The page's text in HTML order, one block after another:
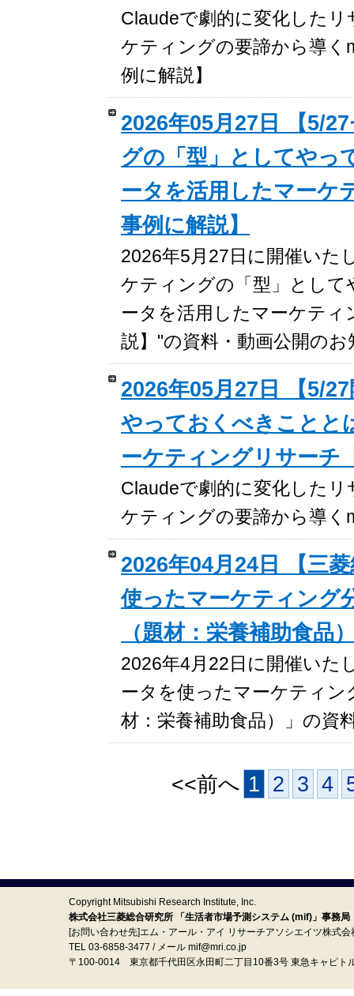
Claudeで劇的に変化した
ケティングの要諦から導く
例に解説】
2026年05月27日 【5/
グの「型」としてやっ
ータを活用したマーケ
事例に解説】
2026年5月27日に開催い
ケティングの「型」とし
ータを活用したマーケテ
説】"の資料・動画公開の
2026年05月27日 【5/
やっておくべきことと
ーケティングリサーチ
Claudeで劇的に変化した
ケティングの要諦から導く
2026年04月24日 【三
使ったマーケティング
（題材：栄養補助食
2026年4月22日に開催いた
ータを使ったマーケティン
材：栄養補助食品）」の資
<<前へ 1 2 3 4
Copyright Mitsubishi Research Institute, Inc.
株式会社三菱総合研究所 「生活者市場予測システム (mif)」事務局
[お問い合わせ先]エム・アール・アイ リサーチアソシエイツ株式会
TEL 03-6858-3477 / メール mif@mri.co.jp
〒100‐0014 東京都千代田区永田町二丁目10番3号 東急キャピト